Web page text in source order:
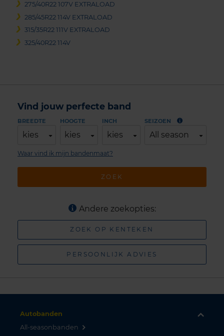
275/40R22 107V EXTRALOAD
285/45R22 114V EXTRALOAD
315/35R22 111V EXTRALOAD
325/40R22 114V
Vind jouw perfecte band
BREEDTE
kies
HOOGTE
kies
INCH
kies
SEIZOEN
All season
ZOEK
Waar vind ik mijn bandenmaat?
Andere zoekopties:
ZOEK OP KENTEKEN
PERSOONLIJK ADVIES
Autobanden
All-seasonbanden